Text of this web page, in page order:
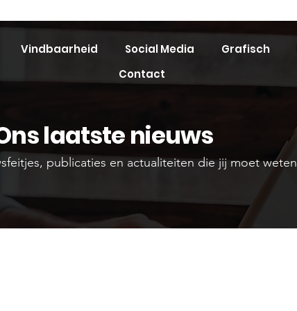
Vindbaarheid Social Media Grafisch
Contact
laatste nieuws
publicaties en actualiteiten die jij moet weten